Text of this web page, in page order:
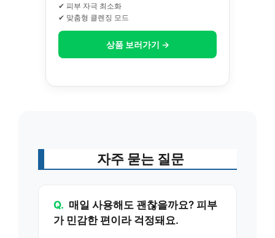
✔ 피부 자극 최소화
✔ 맞춤형 클렌징 모드
상품 보러가기 →
자주 묻는 질문
Q. 매일 사용해도 괜찮을까요? 피부
가 민감한 편이라 걱정돼요.